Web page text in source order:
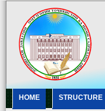
HOME STRUCTURE